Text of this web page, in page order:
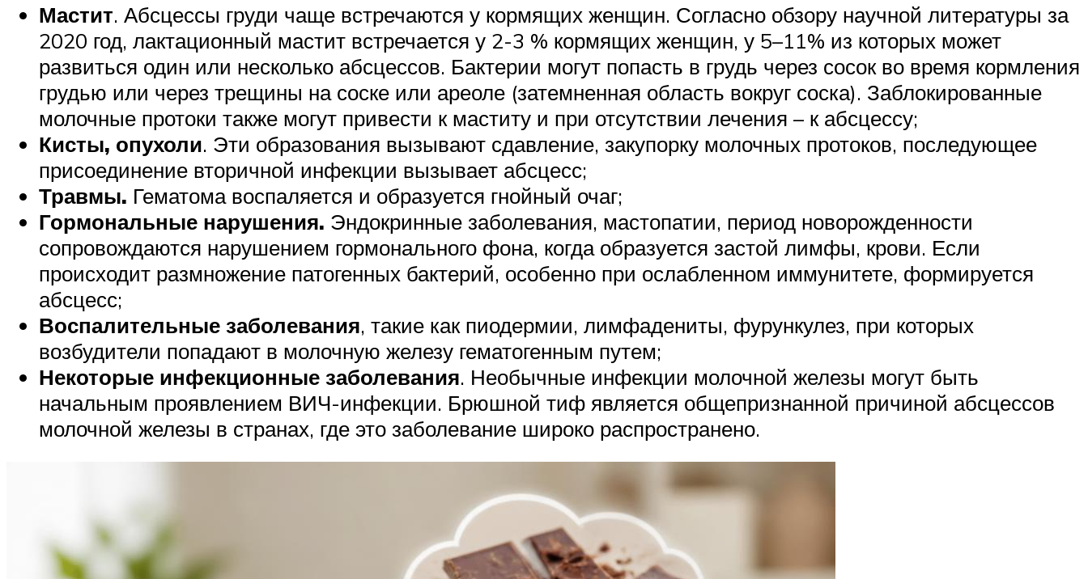
Мастит. Абсцессы груди чаще встречаются у кормящих женщин. Согласно обзору научной литературы за
2020 год, лактационный мастит встречается у 2-3 % кормящих женщин, у 5–11% из которых может
развиться один или несколько абсцессов. Бактерии могут попасть в грудь через сосок во время кормления
грудью или через трещины на соске или ареоле (затемненная область вокруг соска). Заблокированные
молочные протоки также могут привести к маститу и при отсутствии лечения – к абсцессу;
Кисты, опухоли. Эти образования вызывают сдавление, закупорку молочных протоков, последующее
присоединение вторичной инфекции вызывает абсцесс;
Травмы. Гематома воспаляется и образуется гнойный очаг;
Гормональные нарушения. Эндокринные заболевания, мастопатии, период новорожденности
сопровождаются нарушением гормонального фона, когда образуется застой лимфы, крови. Если
происходит размножение патогенных бактерий, особенно при ослабленном иммунитете, формируется
абсцесс;
Воспалительные заболевания, такие как пиодермии, лимфадениты, фурункулез, при которых
возбудители попадают в молочную железу гематогенным путем;
Некоторые инфекционные заболевания. Необычные инфекции молочной железы могут быть
начальным проявлением ВИЧ-инфекции. Брюшной тиф является общепризнанной причиной абсцессов
молочной железы в странах, где это заболевание широко распространено.